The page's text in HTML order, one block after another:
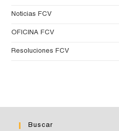
Noticias FCV
OFICINA FCV
Resoluciones FCV
Buscar